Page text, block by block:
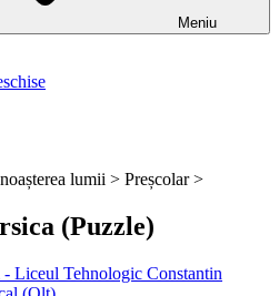
Meniu
lumii > Preșcolar >
(Puzzle)
Liceul Tehnologic Constantin